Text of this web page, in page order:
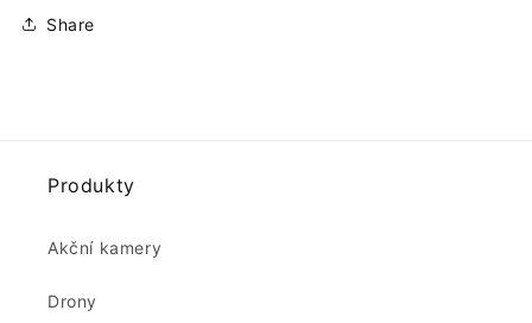
Share
Produkty
Akční kamery
Drony